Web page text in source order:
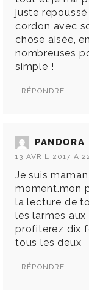
juste repoussé
cordon avec
chose aisée,
nombreuses
simple !
RÉPONDRE
PANDORA
13 AVRIL 2017 À
Je suis
moment.mon
la lecture de
les larmes aux
profiterez dix
tous les deux
RÉPONDRE